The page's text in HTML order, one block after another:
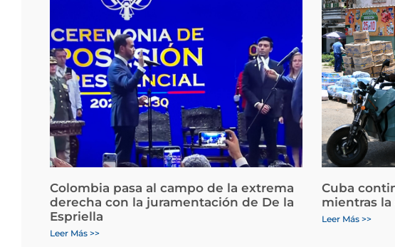
Colombia pasa al campo de la extrema
derecha con la juramentación de De la
Espriella
Leer Más >>
Cuba
mientras la
Leer Más >>